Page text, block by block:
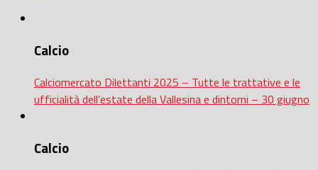
Calcio
Calciomercato Dilettanti 2025 – Tutte le trattative e le
ufficialità dell’estate della Vallesina e dintorni – 30 giugno
Calcio